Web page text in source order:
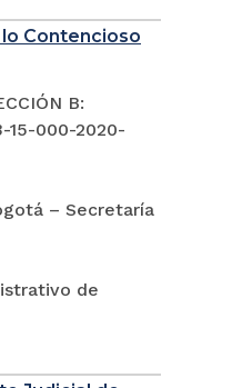
Contencioso
B:
15-000-2020-
– Secretaría
de